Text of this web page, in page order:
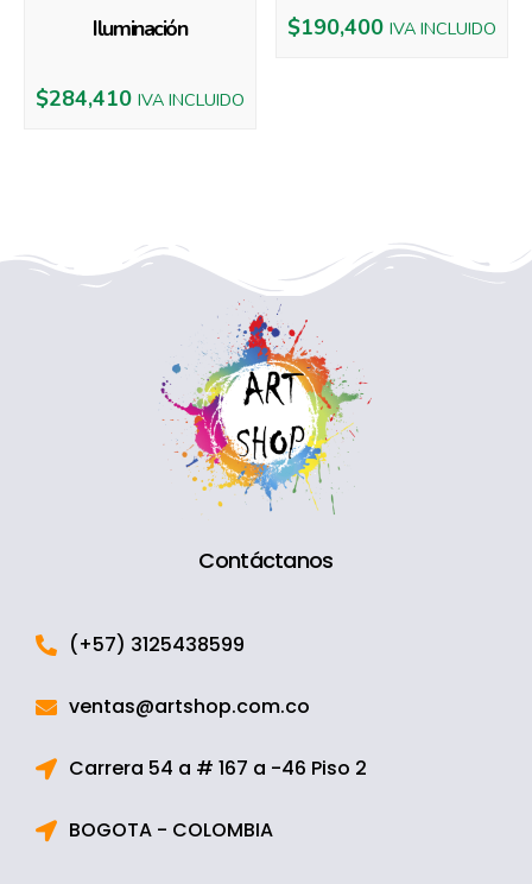
Iluminación
$284,410 IVA INCLUIDO
$190,400 IVA INCLUIDO
Contáctanos
(+57) 3125438599
ventas@artshop.com.co
Carrera 54 a # 167 a -46 Piso 2
BOGOTA - COLOMBIA